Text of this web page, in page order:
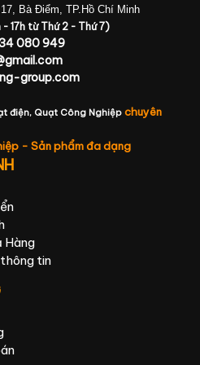
Bà Điểm, TP.Hồ Chí Minh
17h từ Thứ 2 - Thứ 7)
080 949
group.com
điện, Quạt Công Nghiệp chuyên
- Sản phẩm đa dạng
Hàng
tin